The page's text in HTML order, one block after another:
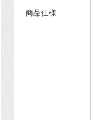
商品仕様